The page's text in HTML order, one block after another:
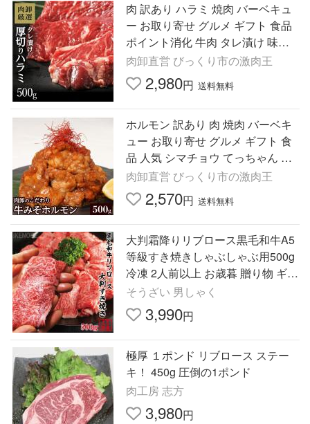
肉 訳あり ハラミ 焼肉 バーベキュ
ー お取り寄せ グルメ ギフト 食品
ポイント消化 牛肉 タレ漬け 味付
き はらみ 500g 爆買
肉卸直営 びっくり市の激肉王
2,980円 送料無料
ホルモン 訳あり 肉 焼肉 バーベキ
ュー お取り寄せ グルメ ギフト 食
品 人気 シマチョウ てっちゃん も
つ 味噌 タレ 500g 爆買
肉卸直営 びっくり市の激肉王
2,570円 送料無料
大判霜降りリブロース黒毛和牛A5
等級すき焼きしゃぶしゃぶ用500g
冷凍 2人前以上 お歳暮 贈り物 ギフ
ト 国産牛 化粧箱 プレゼント お取
り寄せグルメ
そうざい 男しゃく
3,990円
極厚 １ポンド リブロース ステー
キ！ 450g 圧倒の1ポンド
肉工房 志方
3,980円